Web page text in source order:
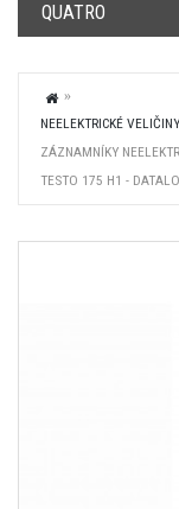
QUATRO
NEELEKTRICKÉ VELIČINY
ZÁZNAMNÍKY
TESTO 175 H1 -